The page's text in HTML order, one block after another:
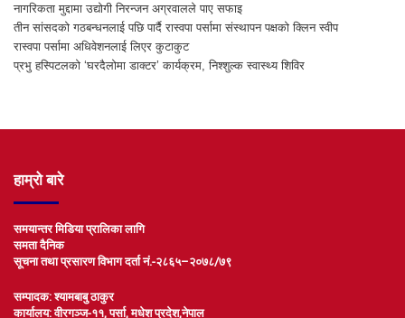
नागरिकता मुद्दामा उद्योगी निरन्जन अग्रवालले पाए सफाइ
तीन सांसदको गठबन्धनलाई पछि पार्दै रास्वपा पर्सामा संस्थापन पक्षको क्लिन स्वीप
रास्वपा पर्सामा अधिवेशनलाई लिएर कुटाकुट
प्रभु हस्पिटलको ‘घरदैलोमा डाक्टर’ कार्यक्रम, निश्शुल्क स्वास्थ्य शिविर
हाम्रो बारे
समयान्तर मिडिया प्रालिका लागि
समता दैनिक
सूचना तथा प्रसारण विभाग दर्ता नं.-२८६५–२०७८/७९
सम्पादक: श्यामबाबु ठाकुर
कार्यालय: वीरगञ्ज-११, पर्सा, मधेश प्रदेश,नेपाल